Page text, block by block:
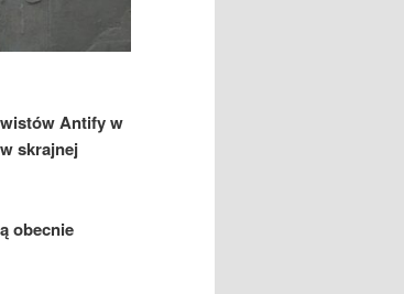
Antify w
skrajnej
obecnie